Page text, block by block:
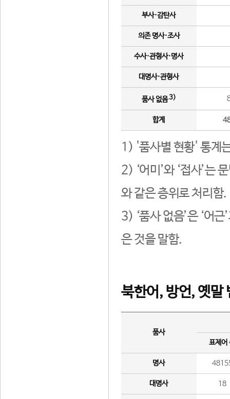
부사·감탄사
의존 명사·조사
수사·관형사·명사
대명사·관형사
품사 없음3)
합계
1) '품사별 현황' 통계
2) ‘어미’와 ‘접사’는
와 같은 층위로 처리함.
3) ‘품사 없음’은 ‘어
은 것을 말함.
북한어, 방언, 옛말
품사
표제어
명사
대명사 18